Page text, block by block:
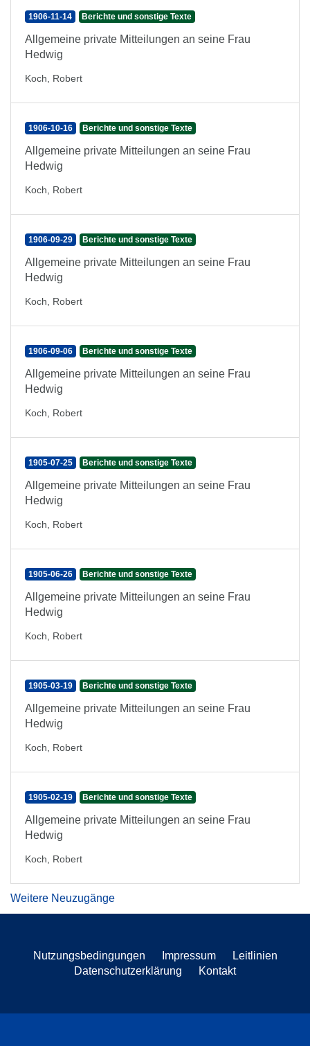
1906-11-14 Berichte und sonstige Texte
Allgemeine private Mitteilungen an seine Frau
Hedwig
Koch, Robert
1906-10-16 Berichte und sonstige Texte
Allgemeine private Mitteilungen an seine Frau
Hedwig
Koch, Robert
1906-09-29 Berichte und sonstige Texte
Allgemeine private Mitteilungen an seine Frau
Hedwig
Koch, Robert
1906-09-06 Berichte und sonstige Texte
Allgemeine private Mitteilungen an seine Frau
Hedwig
Koch, Robert
1905-07-25 Berichte und sonstige Texte
Allgemeine private Mitteilungen an seine Frau
Hedwig
Koch, Robert
1905-06-26 Berichte und sonstige Texte
Allgemeine private Mitteilungen an seine Frau
Hedwig
Koch, Robert
1905-03-19 Berichte und sonstige Texte
Allgemeine private Mitteilungen an seine Frau
Hedwig
Koch, Robert
1905-02-19 Berichte und sonstige Texte
Allgemeine private Mitteilungen an seine Frau
Hedwig
Koch, Robert
Weitere Neuzugänge
Nutzungsbedingungen Impressum
Leitlinien
Datenschutzerklärung
Kontakt